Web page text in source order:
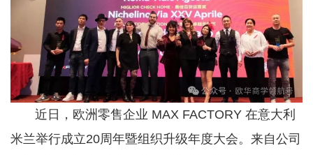
近日，欧洲零售企业 MAX FACTORY 在意大利
米兰举行成立20周年暨组织升级年度大会。来自公司